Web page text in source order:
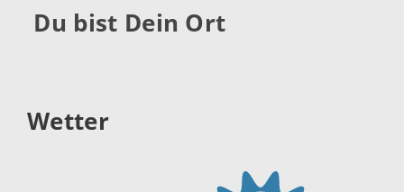
Du bist Dein Ort
Wetter